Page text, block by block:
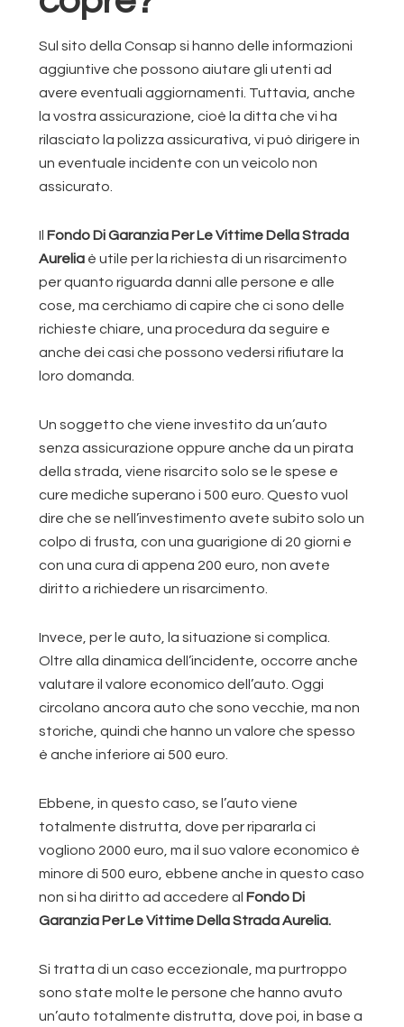
Sul sito della Consap si hanno delle informazioni
aggiuntive che possono aiutare gli utenti ad
avere eventuali aggiornamenti. Tuttavia, anche
la vostra assicurazione, cioè la ditta che vi ha
rilasciato la polizza assicurativa, vi può dirigere in
un eventuale incidente con un veicolo non
assicurato.
Il Fondo Di Garanzia Per Le Vittime Della Strada
Aurelia è utile per la richiesta di un risarcimento
per quanto riguarda danni alle persone e alle
cose, ma cerchiamo di capire che ci sono delle
richieste chiare, una procedura da seguire e
anche dei casi che possono vedersi rifiutare la
loro domanda.
Un soggetto che viene investito da un’auto
senza assicurazione oppure anche da un pirata
della strada, viene risarcito solo se le spese e
cure mediche superano i 500 euro. Questo vuol
dire che se nell’investimento avete subito solo un
colpo di frusta, con una guarigione di 20 giorni e
con una cura di appena 200 euro, non avete
diritto a richiedere un risarcimento.
Invece, per le auto, la situazione si complica.
Oltre alla dinamica dell’incidente, occorre anche
valutare il valore economico dell’auto. Oggi
circolano ancora auto che sono vecchie, ma non
storiche, quindi che hanno un valore che spesso
è anche inferiore ai 500 euro.
Ebbene, in questo caso, se l’auto viene
totalmente distrutta, dove per ripararla ci
vogliono 2000 euro, ma il suo valore economico è
minore di 500 euro, ebbene anche in questo caso
non si ha diritto ad accedere al Fondo Di
Garanzia Per Le Vittime Della Strada Aurelia.
Si tratta di un caso eccezionale, ma purtroppo
sono state molte le persone che hanno avuto
un’auto totalmente distrutta, dove poi, in base a